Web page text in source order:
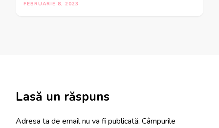
FEBRUARIE 8, 2023
Lasă un răspuns
Adresa ta de email nu va fi publicată. Câmpurile